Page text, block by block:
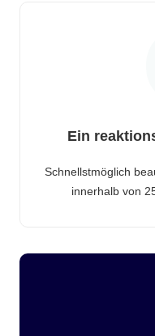
Ein
Schnellstmöglich
innerhalb von